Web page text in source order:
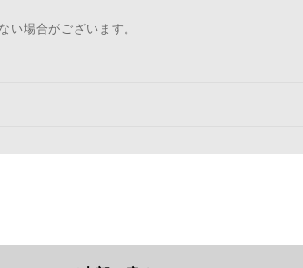
い場合がございます。